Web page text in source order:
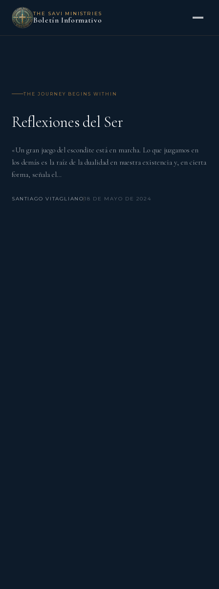
THE SAVI MINISTRIES
Boletín Informativo
THE JOURNEY BEGINS WITHIN
Reflexiones del Ser
«Un gran juego del escondite está en marcha. Lo que juzgamos en
los demás es la raíz de la dualidad en nuestra existencia y, en cierta
forma, señala el…
SANTIAGO VITAGLIANO18 DE MAYO DE 2024